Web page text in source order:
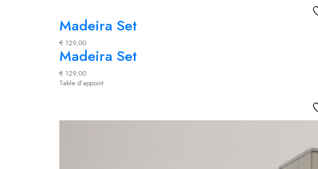
Madeira Set
€ 129,00
Madeira Set
€ 129,00
Table d’appoint